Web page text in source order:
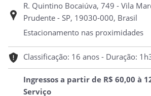
R. Quintino Bocaiúva, 749 - Vila
Prudente - SP, 19030-000, Brasil
Estacionamento nas proximidades
Classificação: 16 anos - Duração:
Ingressos a partir de R$ 60,00 à
Serviço